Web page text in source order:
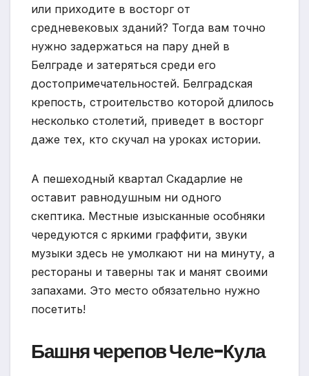
или приходите в восторг от
средневековых зданий? Тогда вам точно
нужно задержаться на пару дней в
Белграде и затеряться среди его
достопримечательностей. Белградская
крепость, строительство которой длилось
несколько столетий, приведет в восторг
даже тех, кто скучал на уроках истории.
А пешеходный квартал Скадарлие не
оставит равнодушным ни одного
скептика. Местные изысканные особняки
чередуются с яркими граффити, звуки
музыки здесь не умолкают ни на минуту, а
рестораны и таверны так и манят своими
запахами. Это место обязательно нужно
посетить!
Башня черепов Челе-Кула